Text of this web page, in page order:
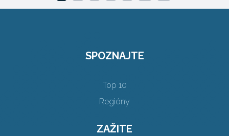
SPOZNAJTE
Top 10
Regióny
ZAŽITE